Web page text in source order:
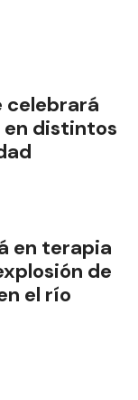
celebrará
distintos
en terapia
de
el río